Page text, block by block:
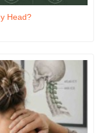
Head?